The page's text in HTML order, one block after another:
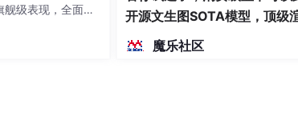
MySQL的出现和不断更新，越来越多的用户去使
本；第二MySQL可以在多个平台上使用，在MAC
，性价比极高。最后，MySQL相比其他数据库语
级表现，全面超
参数17B的MoE模
开源文生图SOTA模型，顶级
染、高密度文本绘图
魔乐社区